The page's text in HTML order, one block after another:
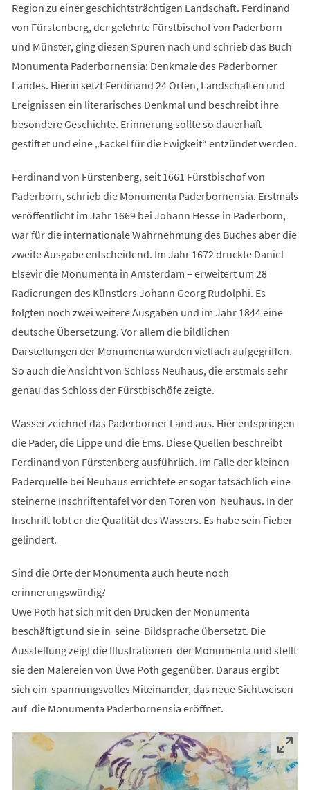
Region zu einer geschichtsträchtigen Landschaft. Ferdinand
von Fürstenberg, der gelehrte Fürstbischof von Paderborn
und Münster, ging diesen Spuren nach und schrieb das Buch
Monumenta Paderbornensia: Denkmale des Paderborner
Landes. Hierin setzt Ferdinand 24 Orten, Landschaften und
Ereignissen ein literarisches Denkmal und beschreibt ihre
besondere Geschichte. Erinnerung sollte so dauerhaft
gestiftet und eine „Fackel für die Ewigkeit“ entzündet werden.
Ferdinand von Fürstenberg, seit 1661 Fürstbischof von
Paderborn, schrieb die Monumenta Paderbornensia. Erstmals
veröffentlicht im Jahr 1669 bei Johann Hesse in Paderborn,
war für die internationale Wahrnehmung des Buches aber die
zweite Ausgabe entscheidend. Im Jahr 1672 druckte Daniel
Elsevir die Monumenta in Amsterdam – erweitert um 28
Radierungen des Künstlers Johann Georg Rudolphi. Es
folgten noch zwei weitere Ausgaben und im Jahr 1844 eine
deutsche Übersetzung. Vor allem die bildlichen
Darstellungen der Monumenta wurden vielfach aufgegriffen.
So auch die Ansicht von Schloss Neuhaus, die erstmals sehr
genau das Schloss der Fürstbischöfe zeigte.
Wasser zeichnet das Paderborner Land aus. Hier entspringen
die Pader, die Lippe und die Ems. Diese Quellen beschreibt
Ferdinand von Fürstenberg ausführlich. Im Falle der kleinen
Paderquelle bei Neuhaus errichtete er sogar tatsächlich eine
steinerne Inschriftentafel vor den Toren von Neuhaus. In der
Inschrift lobt er die Qualität des Wassers. Es habe sein Fieber
gelindert.
Sind die Orte der Monumenta auch heute noch
erinnerungswürdig?
Uwe Poth hat sich mit den Drucken der Monumenta
beschäftigt und sie in seine Bildsprache übersetzt. Die
Ausstellung zeigt die Illustrationen der Monumenta und stellt
sie den Malereien von Uwe Poth gegenüber. Daraus ergibt
sich ein spannungsvolles Miteinander, das neue Sichtweisen
auf die Monumenta Paderbornensia eröffnet.